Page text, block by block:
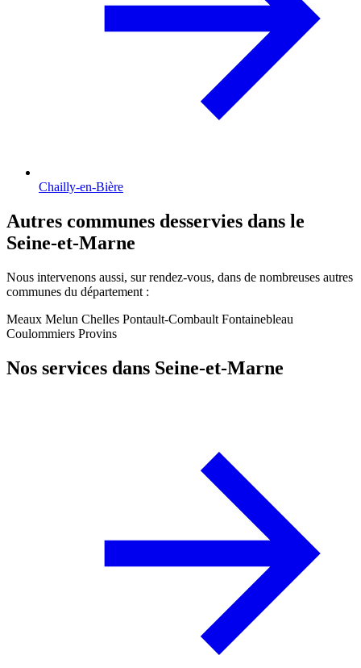
Chailly-en-Bière
Autres communes desservies dans le
Seine-et-Marne
Nous intervenons aussi, sur rendez-vous, dans de nombreuses autres
communes du département :
Meaux Melun Chelles Pontault-Combault Fontainebleau
Coulommiers Provins
Nos services dans Seine-et-Marne